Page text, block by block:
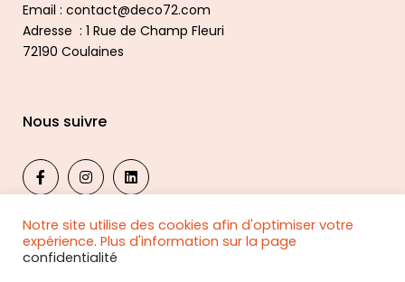
Email : contact@deco72.com
Adresse : 1 Rue de Champ Fleuri
72190 Coulaines
Nous suivre
Notre site utilise des cookies afin d'optimiser votre
expérience. Plus d'information sur la page
confidentialité